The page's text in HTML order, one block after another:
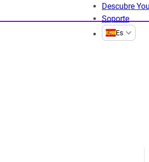
Descubre
Soporte
Es